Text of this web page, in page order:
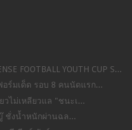
FOOTBALL YOUTH CUP S...
ร์มเด็ด รอบ 8 คนนัดแรก...
วไม่เหลียวแล "ชนะเ...
ชั่งน้ำหนักผ่านฉล...